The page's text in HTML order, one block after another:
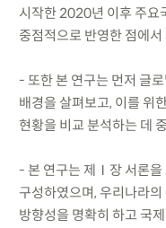
시작한 2020년 이후 주요
중점적으로 반영한 점에서
- 또한 본 연구는 먼저 글
배경을 살펴보고, 이를 위
현황을 비교 분석하는 데
- 본 연구는 제Ⅰ장 서론을
구성하였으며, 우리나라
방향성을 명확히 하고 국